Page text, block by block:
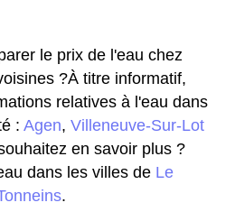
le prix de l'eau chez
?À titre informatif,
relatives à l'eau dans
: Agen, Villeneuve-Sur-Lot
en savoir plus ?
dans les villes de Le
.